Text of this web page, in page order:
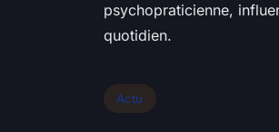
psychopraticienne,
quotidien.
Actu